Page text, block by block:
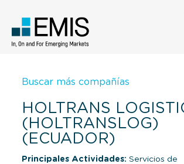
Buscar más compañías
HOLTRANS
(HOLTRANSLOG)
(ECUADOR)
Principales Actividades: Servicios de